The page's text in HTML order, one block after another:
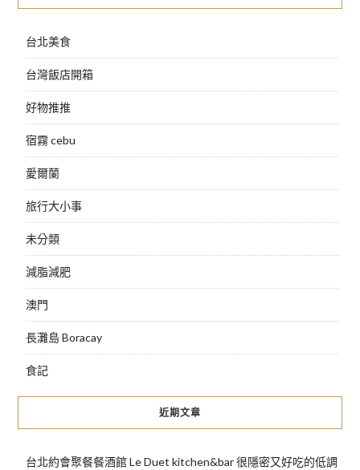
台北美食
台灣飯店開箱
好物推推
宿霧 cebu
愛爾蘭
旅行大小事
未分類
減脂減肥
澳門
長灘島 Boracay
食記
近期文章
台北約會聚餐餐酒館 Le Duet kitchen&bar 很隱密又好吃的低調